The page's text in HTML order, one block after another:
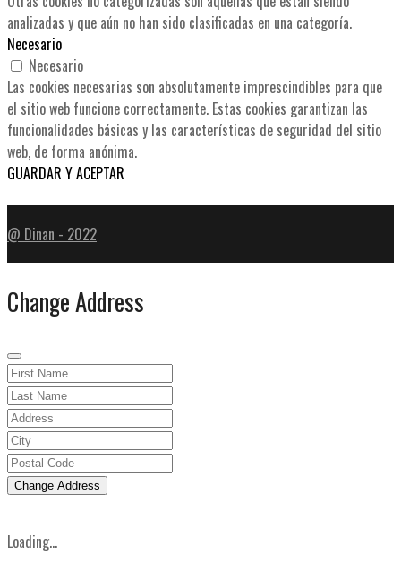
analizadas y que aún no han sido clasificadas en una categoría.
Necesario
Necesario
Las cookies necesarias son absolutamente imprescindibles para que
el sitio web funcione correctamente. Estas cookies garantizan las
funcionalidades básicas y las características de seguridad del sitio
web, de forma anónima.
GUARDAR Y ACEPTAR
@ Dinan - 2022
Change Address
Change Address
Loading...